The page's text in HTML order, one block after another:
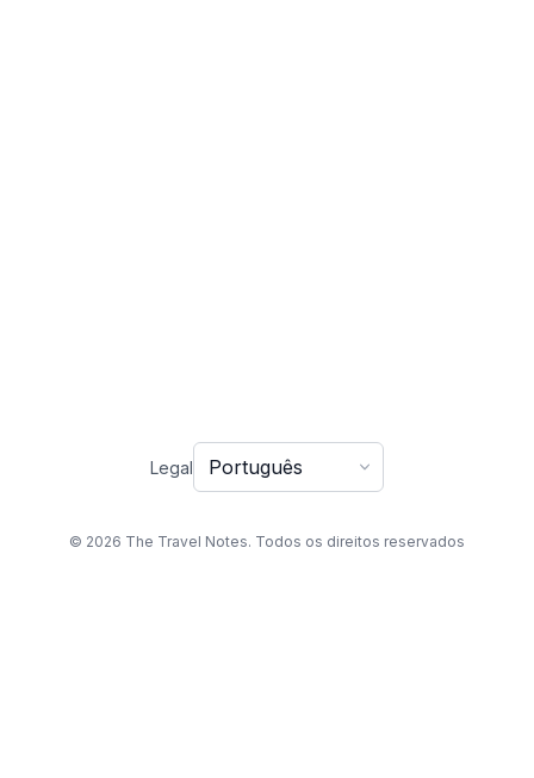
Legal
Idioma
© 2026 The Travel Notes. Todos os direitos reservados